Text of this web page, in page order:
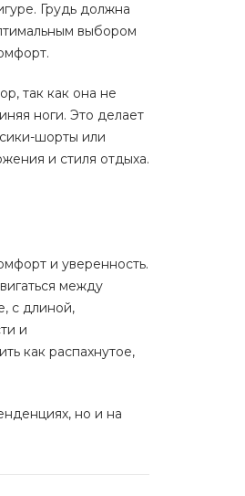
Грудь должна
выбором
так как она не
ноги. Это делает
шорты или
и стиля отдыха.
и уверенность.
между
с длиной,
и
как распахнутое,
но и на